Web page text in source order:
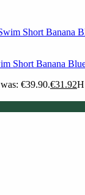
Short Banana
€39.90.€31.92Η